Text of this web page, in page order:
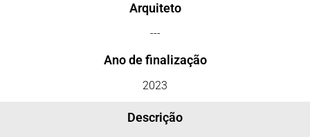
Arquiteto
---
Ano de finalização
2023
Descrição